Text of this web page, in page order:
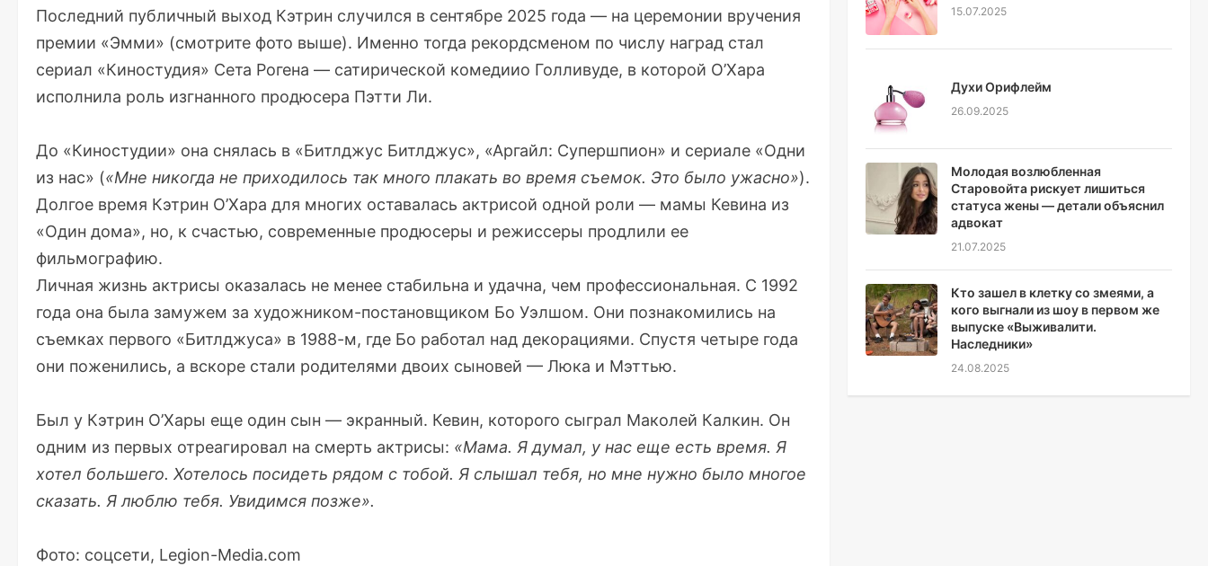
Последний публичный выход Кэтрин случился в сентябре 2025 года — на церемонии вручения
премии «Эмми» (смотрите фото выше). Именно тогда рекордсменом по числу наград стал
сериал «Киностудия» Сета Рогена — сатирической комедиио Голливуде, в которой О’Хара
исполнила роль изгнанного продюсера Пэтти Ли.
До «Киностудии» она снялась в «Битлджус Битлджус», «Аргайл: Супершпион» и сериале «Одни
из нас» («Мне никогда не приходилось так много плакать во время съемок. Это было ужасно»).
Долгое время Кэтрин О’Хара для многих оставалась актрисой одной роли — мамы Кевина из
«Один дома», но, к счастью, современные продюсеры и режиссеры продлили ее
фильмографию.
Личная жизнь актрисы оказалась не менее стабильна и удачна, чем профессиональная. С 1992
года она была замужем за художником-постановщиком Бо Уэлшом. Они познакомились на
съемках первого «Битлджуса» в 1988-м, где Бо работал над декорациями. Спустя четыре года
они поженились, а вскоре стали родителями двоих сыновей — Люка и Мэттью.
Был у Кэтрин О’Хары еще один сын — экранный. Кевин, которого сыграл Маколей Калкин. Он
одним из первых отреагировал на смерть актрисы: «Мама. Я думал, у нас еще есть время. Я
хотел большего. Хотелось посидеть рядом с тобой. Я слышал тебя, но мне нужно было многое
сказать. Я люблю тебя. Увидимся позже».
Фото: соцсети, Legion-Media.com
15.07.2025
Духи Орифлейм
26.09.2025
Молодая возлюбленная
Старовойта рискует лишиться
статуса жены — детали объяснил
адвокат
21.07.2025
Кто зашел в клетку со змеями, а
кого выгнали из шоу в первом же
выпуске «Выживалити.
Наследники»
24.08.2025